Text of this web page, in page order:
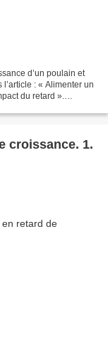
d’un poulain et
: « Alimenter un
du retard ».
croissance. 1.